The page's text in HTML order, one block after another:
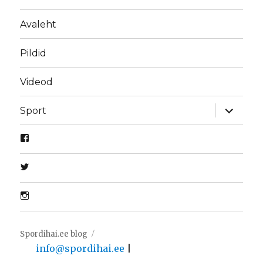
Avaleht
Pildid
Videod
Sport
laienda
Spordihai.ee blog
info@spordihai.ee